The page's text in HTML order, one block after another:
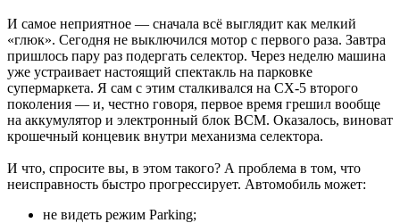
И самое неприятное — сначала всё выглядит как мелкий
«глюк». Сегодня не выключился мотор с первого раза. Завтра
пришлось пару раз подергать селектор. Через неделю машина
уже устраивает настоящий спектакль на парковке
супермаркета. Я сам с этим сталкивался на CX-5 второго
поколения — и, честно говоря, первое время грешил вообще
на аккумулятор и электронный блок BCM. Оказалось, виноват
крошечный концевик внутри механизма селектора.
И что, спросите вы, в этом такого? А проблема в том, что
неисправность быстро прогрессирует. Автомобиль может:
не видеть режим Parking;